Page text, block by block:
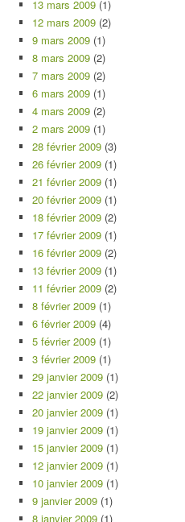
13 mars 2009 (1)
12 mars 2009 (2)
9 mars 2009 (1)
8 mars 2009 (2)
7 mars 2009 (2)
6 mars 2009 (1)
4 mars 2009 (2)
2 mars 2009 (1)
28 février 2009 (3)
26 février 2009 (1)
21 février 2009 (1)
20 février 2009 (1)
18 février 2009 (2)
17 février 2009 (1)
16 février 2009 (2)
13 février 2009 (1)
11 février 2009 (2)
8 février 2009 (1)
6 février 2009 (4)
5 février 2009 (1)
3 février 2009 (1)
29 janvier 2009 (1)
22 janvier 2009 (2)
20 janvier 2009 (1)
19 janvier 2009 (1)
15 janvier 2009 (1)
12 janvier 2009 (1)
10 janvier 2009 (1)
9 janvier 2009 (1)
8 janvier 2009 (1)